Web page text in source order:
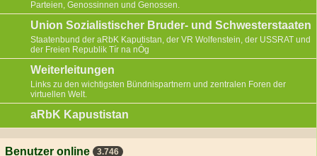
Parteien, Genossinnen und Genossen.
Union Sozialistischer Bruder- und Schwesterstaaten
Staatenbund der aRbK Kaputistan, der VR Wolfenstein, der USSRAT und
der Freien Republik Tír na nÓg
Weiterleitungen
Links zu den wichtigsten Bündnispartnern und zentralen Foren der
virtuellen Welt.
aRbK Kapustistan
Benutzer online 3.746